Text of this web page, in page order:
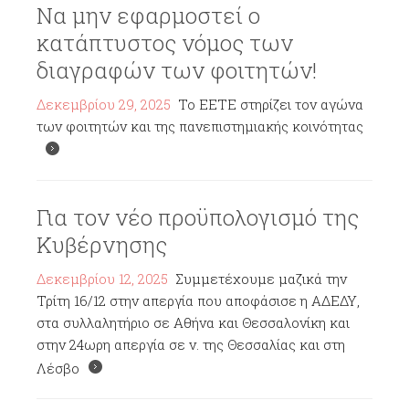
Να μην εφαρμοστεί ο
κατάπτυστος νόμος των
διαγραφών των φοιτητών!
Δεκεμβρίου 29, 2025 Το ΕΕΤΕ στηρίζει τον αγώνα
των φοιτητών και της πανεπιστημιακής κοινότητας
Για τον νέο προϋπολογισμό της
Κυβέρνησης
Δεκεμβρίου 12, 2025 Συμμετέχουμε μαζικά την
Τρίτη 16/12 στην απεργία που αποφάσισε η ΑΔΕΔΥ,
στα συλλαλητήριο σε Αθήνα και Θεσσαλονίκη και
στην 24ωρη απεργία σε ν. της Θεσσαλίας και στη
Λέσβο